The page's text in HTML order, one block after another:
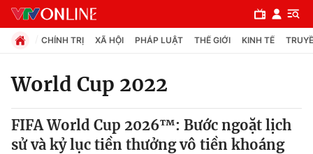
Chuyên mục
Chính trị
CHÍNH TRỊ XÃ HỘI PHÁP LUẬT THẾ GIỚI KINH TẾ
World Cup 2022
FIFA World Cup 2026™: Bước ngoặt lịch
sử và kỷ lục tiền thưởng vô tiền khoáng